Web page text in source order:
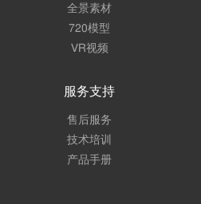
全景素材
720模型
VR视频
服务支持
售后服务
技术培训
产品手册